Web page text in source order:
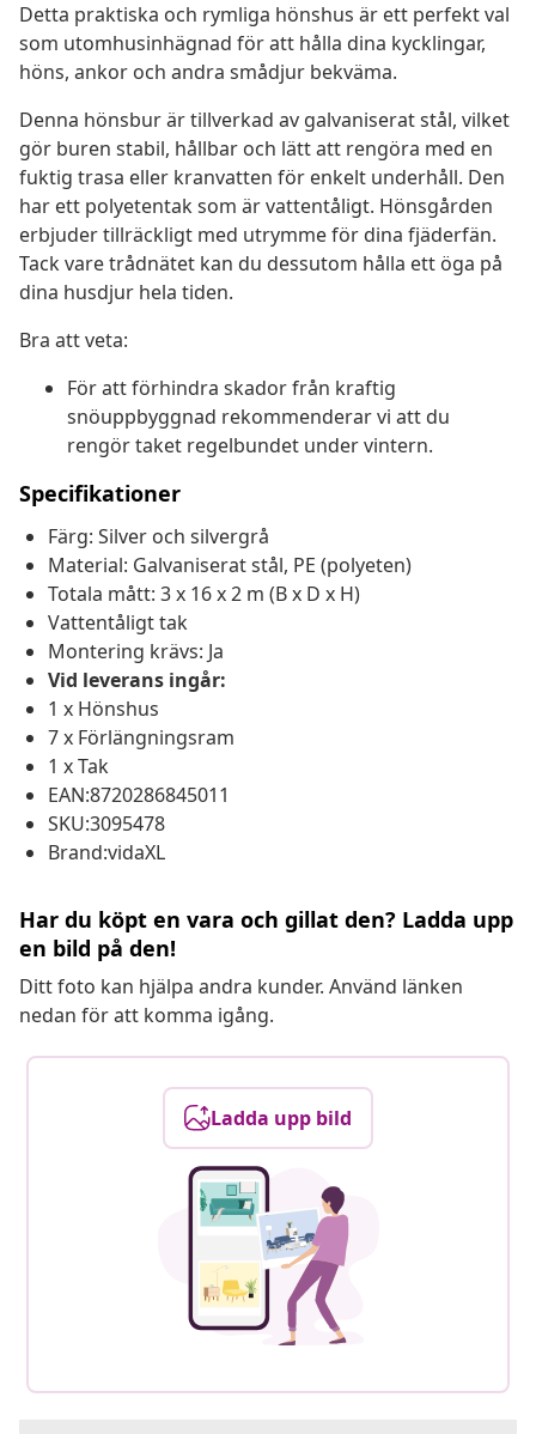
Detta praktiska och rymliga hönshus är ett perfekt val
som utomhusinhägnad för att hålla dina kycklingar,
höns, ankor och andra smådjur bekväma.
Denna hönsbur är tillverkad av galvaniserat stål, vilket
gör buren stabil, hållbar och lätt att rengöra med en
fuktig trasa eller kranvatten för enkelt underhåll. Den
har ett polyetentak som är vattentåligt. Hönsgården
erbjuder tillräckligt med utrymme för dina fjäderfän.
Tack vare trådnätet kan du dessutom hålla ett öga på
dina husdjur hela tiden.
Bra att veta:
För att förhindra skador från kraftig
snöuppbyggnad rekommenderar vi att du
rengör taket regelbundet under vintern.
Specifikationer
Färg: Silver och silvergrå
Material: Galvaniserat stål, PE (polyeten)
Totala mått: 3 x 16 x 2 m (B x D x H)
Vattentåligt tak
Montering krävs: Ja
Vid leverans ingår:
1 x Hönshus
7 x Förlängningsram
1 x Tak
EAN:8720286845011
SKU:3095478
Brand:vidaXL
Har du köpt en vara och gillat den? Ladda upp
en bild på den!
Ditt foto kan hjälpa andra kunder. Använd länken
nedan för att komma igång.
Ladda upp bild